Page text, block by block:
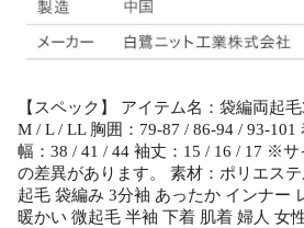
【スペック】 アイテム名：袋編両起
M / L / LL 胸囲：79-87 / 86-94 / 93-101
幅：38 / 41 / 44 袖丈：15 / 16 / 17 ※
の差異があります。 素材：ポリエス
起毛 袋編み 3分袖 あったか インナー
暖かい 微起毛 半袖 下着 肌着 婦人 女